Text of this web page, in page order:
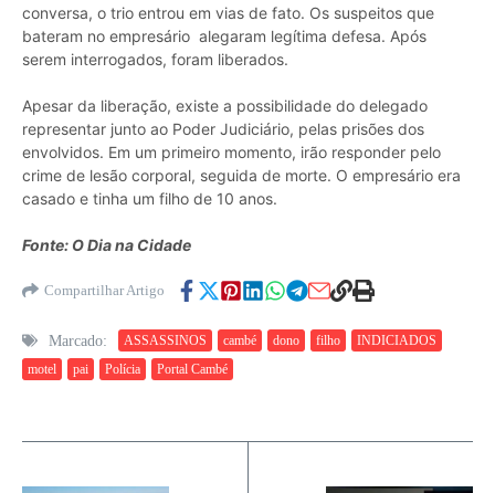
conversa, o trio entrou em vias de fato. Os suspeitos que
bateram no empresário alegaram legítima defesa. Após
serem interrogados, foram liberados.
Apesar da liberação, existe a possibilidade do delegado
representar junto ao Poder Judiciário, pelas prisões dos
envolvidos. Em um primeiro momento, irão responder pelo
crime de lesão corporal, seguida de morte. O empresário era
casado e tinha um filho de 10 anos.
Fonte: O Dia na Cidade
Compartilhar Artigo
Marcado: ASSASSINOS cambé dono filho
INDICIADOS
motel
pai Polícia Portal Cambé